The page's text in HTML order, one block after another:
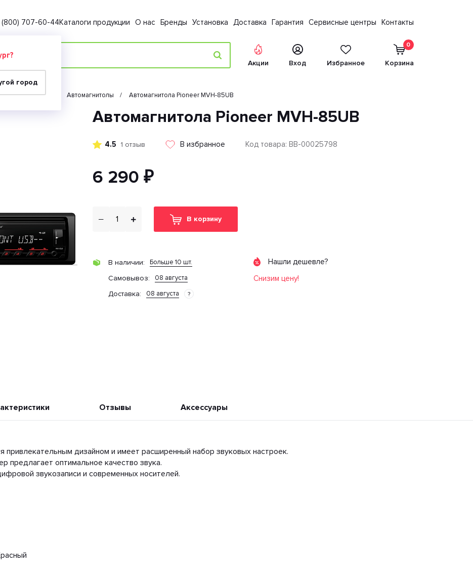
город
(800) 707-60-44Каталоги продукции О нас Бренды Установка Доставка Гарантия Сервисные центры Контакты
Акции Вход Избранное
0
Корзина
Автозвук Автомагнитолы Автомагнитола Pioneer MVH-85UB
Автомагнитола Pioneer MVH-85UB
4.5 1 отзыв В избранное Код товара: BB-00025798
6 290 ₽
В корзину
В наличии: Больше 10 шт.
Cамовывоз: 08 августа
Доставка: 08 августа ?
Нашли дешевле?
Снизим цену!
Отзывы Аксессуары
привлекательным дизайном и имеет расширенный набор звуковых настроек.
оптимальное качество звука.
звукозаписи и современных носителей.